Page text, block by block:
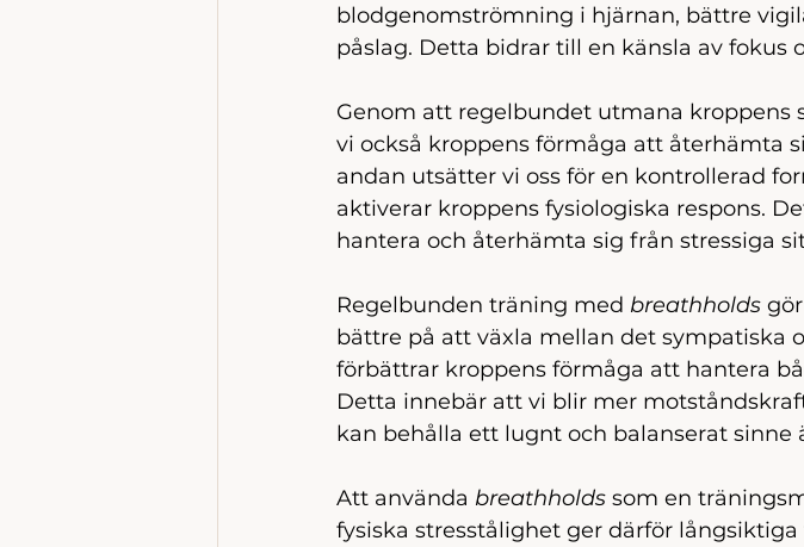
blodgenomströmning i hjärnan, bättre
påslag. Detta bidrar till en känsla av fokus
Genom att regelbundet utmana kroppens
vi också kroppens förmåga att återhämta
andan utsätter vi oss för en kontrollerad
aktiverar kroppens fysiologiska respons.
hantera och återhämta sig från stressiga
Regelbunden träning med breathholds
bättre på att växla mellan det sympatiska
förbättrar kroppens förmåga att hantera
Detta innebär att vi blir mer
kan behålla ett lugnt och balanserat sinne
Att använda breathholds som en
fysiska stresstålighet ger därför